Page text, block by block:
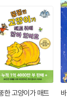
한 고양이가 매트